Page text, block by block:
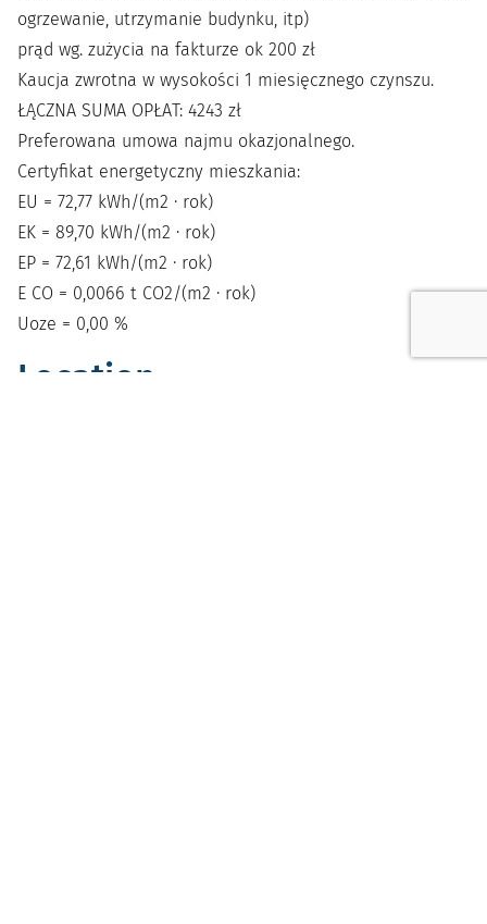
ogrzewanie, utrzymanie budynku, itp)
prąd wg. zużycia na fakturze ok 200 zł
Kaucja zwrotna w wysokości 1 miesięcznego czynszu.
ŁĄCZNA SUMA OPŁAT: 4243 zł
Preferowana umowa najmu okazjonalnego.
Certyfikat energetyczny mieszkania:
EU = 72,77 kWh/(m2 · rok)
EK = 89,70 kWh/(m2 · rok)
EP = 72,61 kWh/(m2 · rok)
E CO = 0,0066 t CO2/(m2 · rok)
Uoze = 0,00 %
Location